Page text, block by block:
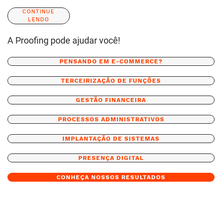
CONTINUE
LENDO
A Proofing pode ajudar você!
PENSANDO EM E-COMMERCE?
TERCEIRIZAÇÃO DE FUNÇÕES
GESTÃO FINANCEIRA
PROCESSOS ADMINISTRATIVOS
IMPLANTAÇÃO DE SISTEMAS
PRESENÇA DIGITAL
CONHEÇA NOSSOS RESULTADOS